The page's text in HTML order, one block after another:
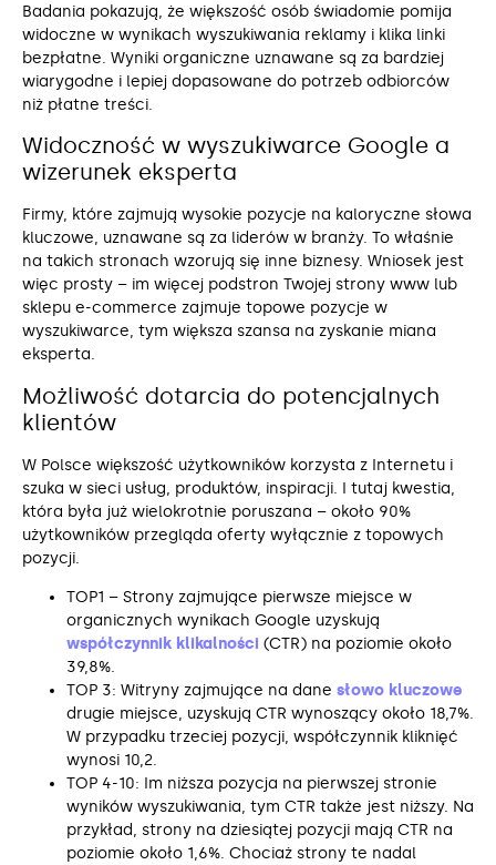
Badania pokazują, że większość osób świadomie pomija
widoczne w wynikach wyszukiwania reklamy i klika linki
bezpłatne. Wyniki organiczne uznawane są za bardziej
wiarygodne i lepiej dopasowane do potrzeb odbiorców
niż płatne treści​.
Widoczność w wyszukiwarce Google a
wizerunek eksperta
Firmy, które zajmują wysokie pozycje na kaloryczne słowa
kluczowe, uznawane są za liderów w branży. To właśnie
na takich stronach wzorują się inne biznesy. Wniosek jest
więc prosty – im więcej podstron Twojej strony www lub
sklepu e-commerce zajmuje topowe pozycje w
wyszukiwarce, tym większa szansa na zyskanie miana
eksperta.
Możliwość dotarcia do potencjalnych
klientów
W Polsce większość użytkowników korzysta z Internetu i
szuka w sieci usług, produktów, inspiracji. I tutaj kwestia,
która była już wielokrotnie poruszana – około 90%
użytkowników przegląda oferty wyłącznie z topowych
pozycji.
TOP1 – Strony zajmujące pierwsze miejsce w
organicznych wynikach Google uzyskują
współczynnik klikalności (CTR) na poziomie około
39,8%.
TOP 3: Witryny zajmujące na dane słowo kluczowe
drugie miejsce, uzyskują CTR wynoszący około 18,7%.
W przypadku trzeciej pozycji, współczynnik kliknięć
wynosi 10,2.
TOP 4-10: Im niższa pozycja na pierwszej stronie
wyników wyszukiwania, tym CTR także jest niższy. Na
przykład, strony na dziesiątej pozycji mają CTR na
poziomie około 1,6%. Chociaż strony te nadal